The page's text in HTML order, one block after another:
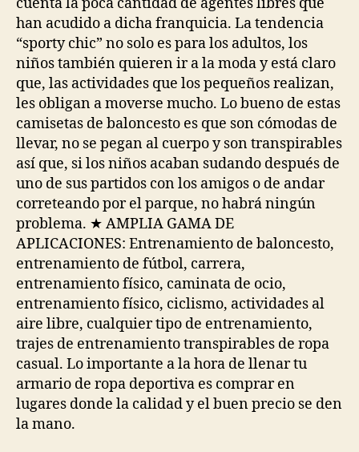
han acudido a dicha franquicia. La tendencia
“sporty chic” no solo es para los adultos, los
niños también quieren ir a la moda y está claro
que, las actividades que los pequeños realizan,
les obligan a moverse mucho. Lo bueno de estas
camisetas de baloncesto es que son cómodas de
llevar, no se pegan al cuerpo y son transpirables
así que, si los niños acaban sudando después de
uno de sus partidos con los amigos o de andar
correteando por el parque, no habrá ningún
problema. ★ AMPLIA GAMA DE
APLICACIONES: Entrenamiento de baloncesto,
entrenamiento de fútbol, carrera,
entrenamiento físico, caminata de ocio,
entrenamiento físico, ciclismo, actividades al
aire libre, cualquier tipo de entrenamiento,
trajes de entrenamiento transpirables de ropa
casual. Lo importante a la hora de llenar tu
armario de ropa deportiva es comprar en
lugares donde la calidad y el buen precio se den
la mano.